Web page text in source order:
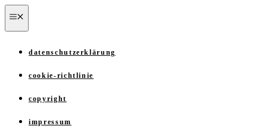
Zum
Inhalt
springen
datenschutzerklärung
cookie-richtlinie
copyright
impressum